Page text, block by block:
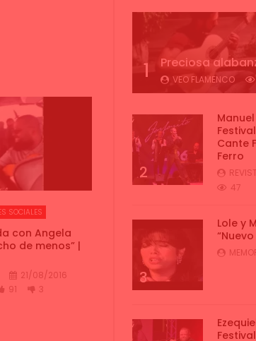
SOCIALES
con Angela
de menos” |
21/08/2016
91 3
1 VEO FLAMENCO
2
Cante
Ferro
47
3
Lole y